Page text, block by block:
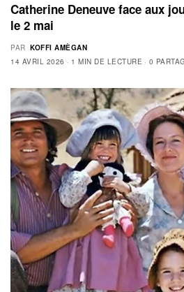
Catherine Deneuve face aux
le 2 mai
PAR KOFFI AMÈGAN
14 AVRIL 2026
1 MIN DE LECTURE 0